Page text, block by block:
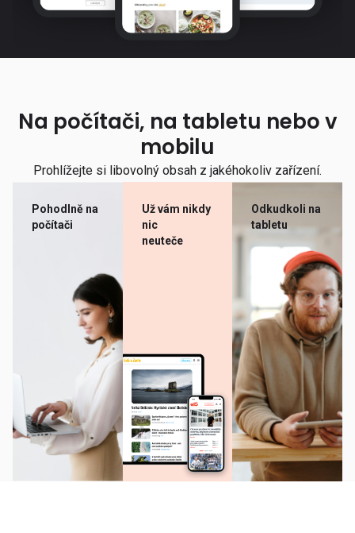
Na počítači, na tabletu nebo v
mobilu
Prohlížejte si libovolný obsah z jakéhokoliv zařízení.
Pohodlně na
počítači
Už vám nikdy
nic
neuteče
Odkudkoli na
tabletu